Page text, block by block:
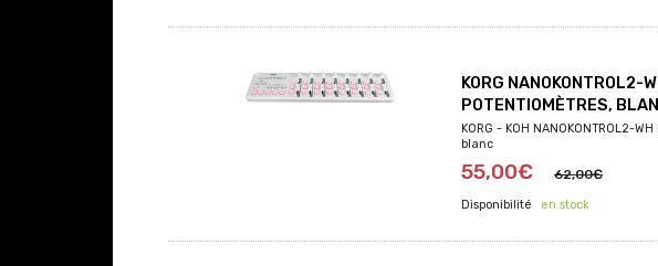
KORG NANOKONTROL2-
POTENTIOMÈTRES,
KORG - KOH NANOKONTROL2-
blanc
55,00€ 62,00€
en stock